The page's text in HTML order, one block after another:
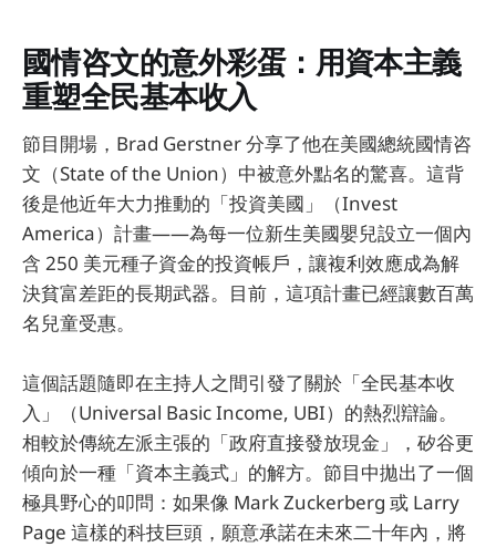
國情咨文的意外彩蛋：用資本主義
重塑全民基本收入
節目開場，Brad Gerstner 分享了他在美國總統國情咨
文（State of the Union）中被意外點名的驚喜。這背
後是他近年大力推動的「投資美國」（Invest
America）計畫——為每一位新生美國嬰兒設立一個內
含 250 美元種子資金的投資帳戶，讓複利效應成為解
決貧富差距的長期武器。目前，這項計畫已經讓數百萬
名兒童受惠。
這個話題隨即在主持人之間引發了關於「全民基本收
入」（Universal Basic Income, UBI）的熱烈辯論。
相較於傳統左派主張的「政府直接發放現金」，矽谷更
傾向於一種「資本主義式」的解方。節目中拋出了一個
極具野心的叩問：如果像 Mark Zuckerberg 或 Larry
Page 這樣的科技巨頭，願意承諾在未來二十年內，將